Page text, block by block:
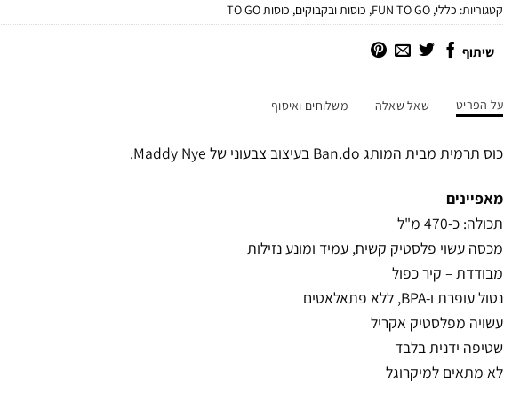
קטגוריות: כללי,
FUN TO GO
, כוסות ובקבוקים, כוסות TO GO
שיתוף
על הפריט שאל שאלה משלוחים ואיסוף
כוס תרמית מבית המותג Ban.do בעיצוב צבעוני של Maddy Nye.
מאפיינים
תכולה: כ-470 מ"ל
מכסה עשוי פלסטיק קשיח, עמיד ומונע נזילות
מבודדת – קיר כפול
נטול עופרת ו-BPA, ללא פתאלאטים
עשויה מפלסטיק אקריל
שטיפה ידנית בלבד
לא מתאים למיקרוגל